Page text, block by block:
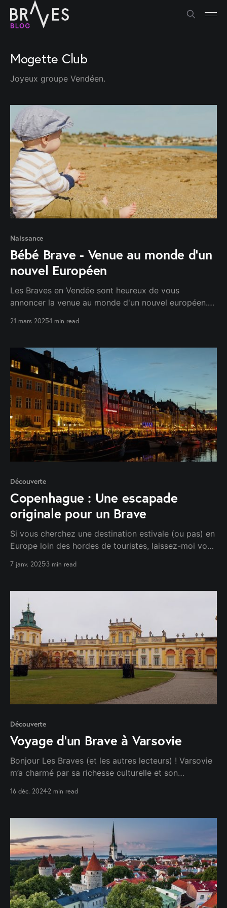
Mogette Club
Joyeux groupe Vendéen.
Naissance
Bébé Brave - Venue au monde d'un
nouvel Européen
Les Braves en Vendée sont heureux de vous
annoncer la venue au monde d'un nouvel européen.
21 mars 20251 min read
Découverte
Copenhague : Une escapade
originale pour un Brave
Si vous cherchez une destination estivale (ou pas) en
Europe loin des hordes de touristes, laissez-moi vous
région baltique, la capitale danoise offre une belle
7 janv. 20253 min read
Découverte
Voyage d'un Brave à Varsovie
Bonjour Les Braves (et les autres lecteurs) ! Varsovie
m’a charmé par sa richesse culturelle et son
16 déc. 20242 min read